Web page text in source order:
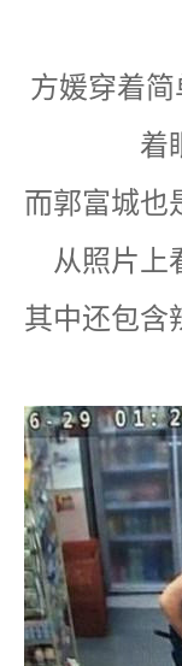
方媛穿着
着
而郭富城也
从照片上
其中还包含